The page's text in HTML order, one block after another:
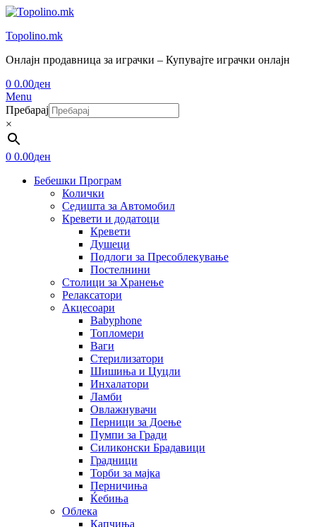
Topolino.mk
Онлајн продавница за играчки – Купувајте играчки онлајн
0 0.00ден
Menu
Пребарај
×
0 0.00ден
Бебешки Програм
Колички
Седишта за Автомобил
Кревети и додатоци
Кревети
Душеци
Подлоги за Пресоблекување
Постелнини
Столици за Хранење
Релаксатори
Акцесоари
Babyphone
Топломери
Ваги
Стерилизатори
Шишиња и Цуцли
Инхалатори
Ламби
Овлажнувачи
Перници за Доење
Пумпи за Гради
Силиконски Брадавици
Градници
Торби за мајка
Перничиња
Ќебиња
Облека
Капчиња